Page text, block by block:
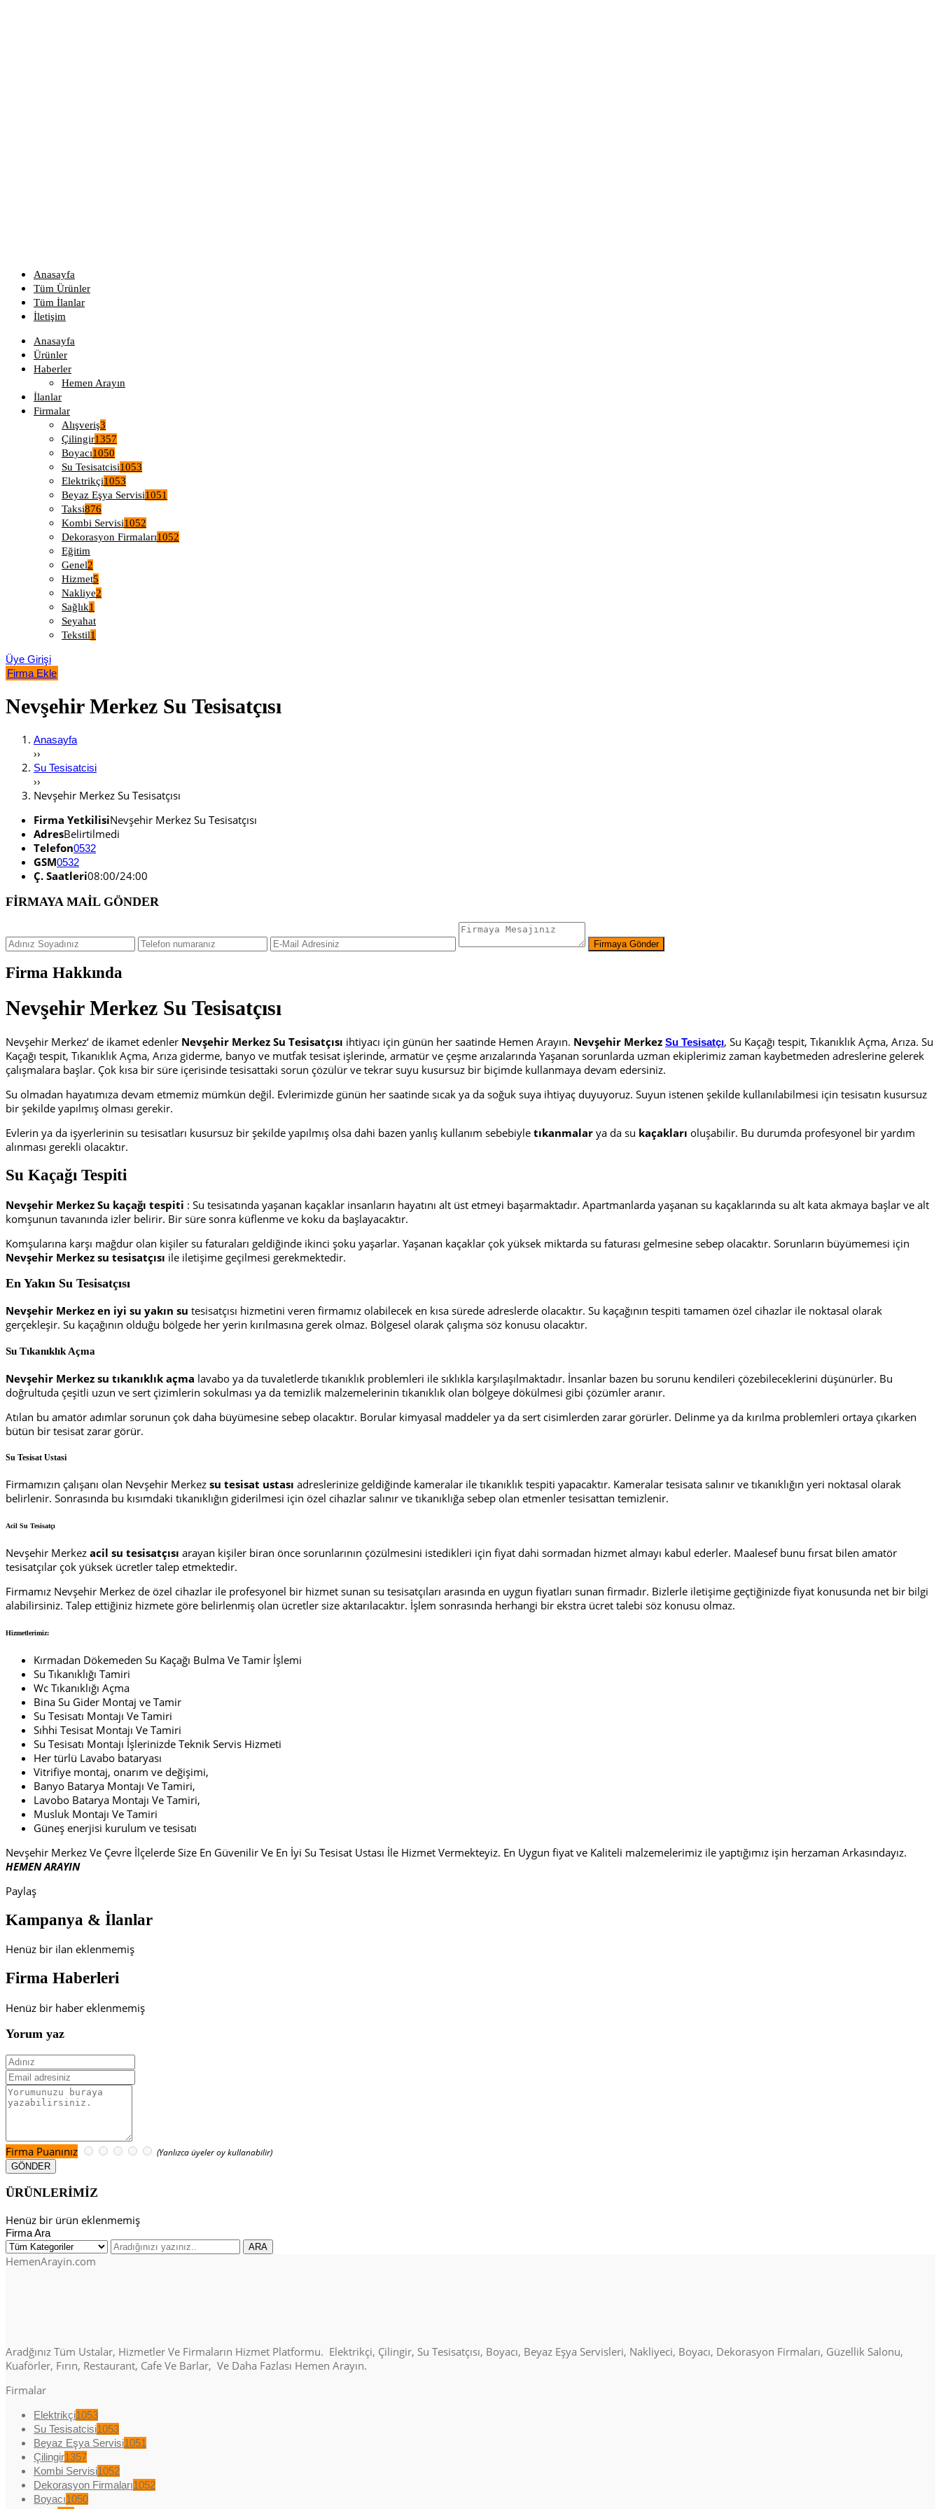
Anasayfa
Tüm Ürünler
Tüm İlanlar
İletişim
Anasayfa
Ürünler
Haberler
Hemen Arayın
İlanlar
Firmalar
Alışveriş3
Çilingir1357
Boyacı1050
Su Tesisatcisi1053
Elektrikçi1053
Beyaz Eşya Servisi1051
Taksi876
Kombi Servisi1052
Dekorasyon Firmaları1052
Eğitim
Genel2
Hizmet5
Nakliye2
Sağlık1
Seyahat
Tekstil1
Üye Girişi
Firma Ekle
Nevşehir Merkez Su Tesisatçısı
Anasayfa
››
Su Tesisatcisi
››
Nevşehir Merkez Su Tesisatçısı
Firma YetkilisiNevşehir Merkez Su Tesisatçısı
AdresBelirtilmedi
Telefon0532
GSM0532
Ç. Saatleri08:00/24:00
FİRMAYA MAİL GÖNDER
Firma Hakkında
Nevşehir Merkez Su Tesisatçısı
Nevşehir Merkez’ de ikamet edenler Nevşehir Merkez Su Tesisatçısı ihtiyacı için günün her saatinde Hemen Arayın. Nevşehir Merkez Su Tesisatçı, Su Kaçağı tespit, Tıkanıklık Açma, Arıza. Su
Kaçağı tespit, Tıkanıklık Açma, Arıza giderme, banyo ve mutfak tesisat işlerinde, armatür ve çeşme arızalarında Yaşanan sorunlarda uzman ekiplerimiz zaman kaybetmeden adreslerine gelerek
çalışmalara başlar. Çok kısa bir süre içerisinde tesisattaki sorun çözülür ve tekrar suyu kusursuz bir biçimde kullanmaya devam edersiniz.
Su olmadan hayatımıza devam etmemiz mümkün değil. Evlerimizde günün her saatinde sıcak ya da soğuk suya ihtiyaç duyuyoruz. Suyun istenen şekilde kullanılabilmesi için tesisatın kusursuz
bir şekilde yapılmış olması gerekir.
Evlerin ya da işyerlerinin su tesisatları kusursuz bir şekilde yapılmış olsa dahi bazen yanlış kullanım sebebiyle tıkanmalar ya da su kaçakları oluşabilir. Bu durumda profesyonel bir yardım
alınması gerekli olacaktır.
Su Kaçağı Tespiti
Nevşehir Merkez Su kaçağı tespiti : Su tesisatında yaşanan kaçaklar insanların hayatını alt üst etmeyi başarmaktadır. Apartmanlarda yaşanan su kaçaklarında su alt kata akmaya başlar ve alt
komşunun tavanında izler belirir. Bir süre sonra küflenme ve koku da başlayacaktır.
Komşularına karşı mağdur olan kişiler su faturaları geldiğinde ikinci şoku yaşarlar. Yaşanan kaçaklar çok yüksek miktarda su faturası gelmesine sebep olacaktır. Sorunların büyümemesi için
Nevşehir Merkez su tesisatçısı ile iletişime geçilmesi gerekmektedir.
En Yakın Su Tesisatçısı
Nevşehir Merkez en iyi su yakın su tesisatçısı hizmetini veren firmamız olabilecek en kısa sürede adreslerde olacaktır. Su kaçağının tespiti tamamen özel cihazlar ile noktasal olarak
gerçekleşir. Su kaçağının olduğu bölgede her yerin kırılmasına gerek olmaz. Bölgesel olarak çalışma söz konusu olacaktır.
Su Tıkanıklık Açma
Nevşehir Merkez su tıkanıklık açma lavabo ya da tuvaletlerde tıkanıklık problemleri ile sıklıkla karşılaşılmaktadır. İnsanlar bazen bu sorunu kendileri çözebileceklerini düşünürler. Bu
doğrultuda çeşitli uzun ve sert çizimlerin sokulması ya da temizlik malzemelerinin tıkanıklık olan bölgeye dökülmesi gibi çözümler aranır.
Atılan bu amatör adımlar sorunun çok daha büyümesine sebep olacaktır. Borular kimyasal maddeler ya da sert cisimlerden zarar görürler. Delinme ya da kırılma problemleri ortaya çıkarken
bütün bir tesisat zarar görür.
Su Tesisat Ustasi
Firmamızın çalışanı olan Nevşehir Merkez su tesisat ustası adreslerinize geldiğinde kameralar ile tıkanıklık tespiti yapacaktır. Kameralar tesisata salınır ve tıkanıklığın yeri noktasal olarak
belirlenir. Sonrasında bu kısımdaki tıkanıklığın giderilmesi için özel cihazlar salınır ve tıkanıklığa sebep olan etmenler tesisattan temizlenir.
Acil Su Tesisatçı
Nevşehir Merkez acil su tesisatçısı arayan kişiler biran önce sorunlarının çözülmesini istedikleri için fiyat dahi sormadan hizmet almayı kabul ederler. Maalesef bunu fırsat bilen amatör
tesisatçılar çok yüksek ücretler talep etmektedir.
Firmamız Nevşehir Merkez de özel cihazlar ile profesyonel bir hizmet sunan su tesisatçıları arasında en uygun fiyatları sunan firmadır. Bizlerle iletişime geçtiğinizde fiyat konusunda net bir bilgi
alabilirsiniz. Talep ettiğiniz hizmete göre belirlenmiş olan ücretler size aktarılacaktır. İşlem sonrasında herhangi bir ekstra ücret talebi söz konusu olmaz.
Hizmetlerimiz:
Kırmadan Dökemeden Su Kaçağı Bulma Ve Tamir İşlemi
Su Tıkanıklığı Tamiri
Wc Tıkanıklığı Açma
Bina Su Gider Montaj ve Tamir
Su Tesisatı Montajı Ve Tamiri
Sıhhi Tesisat Montajı Ve Tamiri
Su Tesisatı Montajı İşlerinizde Teknik Servis Hizmeti
Her türlü Lavabo bataryası
Vitrifiye montaj, onarım ve değişimi,
Banyo Batarya Montajı Ve Tamiri,
Lavobo Batarya Montajı Ve Tamiri,
Musluk Montajı Ve Tamiri
Güneş enerjisi kurulum ve tesisatı
Nevşehir Merkez Ve Çevre İlçelerde Size En Güvenilir Ve En İyi Su Tesisat Ustası İle Hizmet Vermekteyiz. En Uygun fiyat ve Kaliteli malzemelerimiz ile yaptığımız işin herzaman Arkasındayız.
HEMEN ARAYIN
Paylaş
Kampanya & İlanlar
Henüz bir ilan eklenmemiş
Firma Haberleri
Henüz bir haber eklenmemiş
Yorum yaz
Firma Puanınız (Yanlızca üyeler oy kullanabilir)
ÜRÜNLERİMİZ
Henüz bir ürün eklenmemiş
Firma Ara
HemenArayin.com
Aradğınız Tüm Ustalar, Hizmetler Ve Firmaların Hizmet Platformu. Elektrikçi, Çilingir, Su Tesisatçısı, Boyacı, Beyaz Eşya Servisleri, Nakliyeci, Boyacı, Dekorasyon Firmaları, Güzellik Salonu,
Kuaförler, Fırın, Restaurant, Cafe Ve Barlar, Ve Daha Fazlası Hemen Arayın.
Firmalar
Elektrikçi1053
Su Tesisatcisi1053
Beyaz Eşya Servisi1051
Çilingir1357
Kombi Servisi1052
Dekorasyon Firmaları1052
Boyacı1050